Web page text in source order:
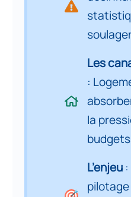
Les
:
la
budgets
L’enjeu
pilotage